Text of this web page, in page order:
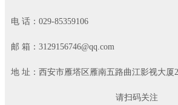
电 话：029-85359106
邮 箱：3129156746@qq.com
地 址：西安市雁塔区雁南五路曲江影视大厦
请扫码关注